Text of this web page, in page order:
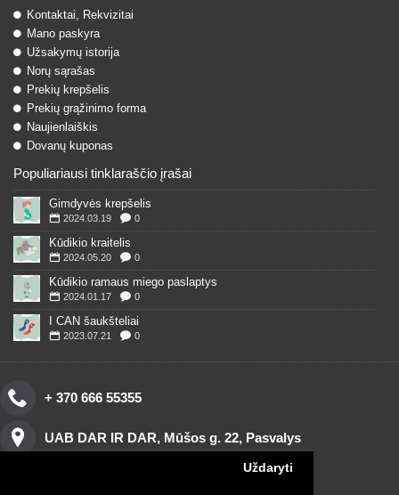
Uždaryti
Kontaktai, Rekvizitai
Mano paskyra
Užsakymų istorija
Norų sąrašas
Prekių krepšelis
Prekių grąžinimo forma
Naujienlaiškis
Dovanų kuponas
Populiariausi tinklaraščio įrašai
Gimdyvės krepšelis
2024.03.19 0
Kūdikio kraitelis
2024.05.20 0
Kūdikio ramaus miego paslaptys
2024.01.17 0
I CAN šaukšteliai
2023.07.21 0
+ 370 666 55355
UAB DAR IR DAR, Mūšos g. 22, Pasvalys